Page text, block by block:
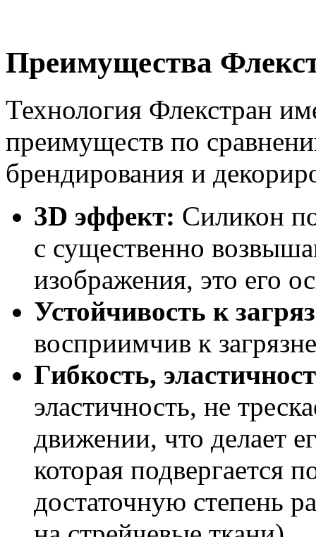
Преимущества
Технология Флекстран
преимуществ по
брендирования и
3D эффект: Силикон
с существенно
изображения, это его
Устойчивость к
восприимчив к
Гибкость,
эластичность, не
движении, что делает
которая подвергается
достаточную степень